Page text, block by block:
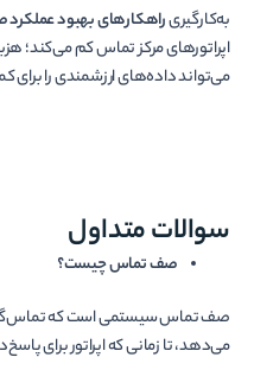
به‌کارگیریراهکارهای بهبود
اپراتورهای مرکز تماس کم می‌­کند؛
می‌تواند داده‌های ارزشمندی را
سوالات متداول
صف تماس چیست؟
صف تماس سیستمی است که
می‌دهد، تا زمانی که اپراتور برای